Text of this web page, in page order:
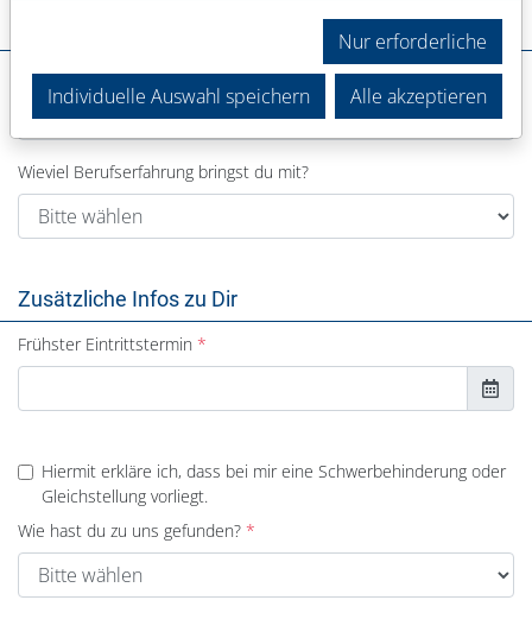
In welchem Bereich warst du bisher tätig?
Wieviel Berufserfahrung bringst du mit?
Zusätzliche Infos zu Dir
Frühster Eintrittstermin
Hiermit erkläre ich, dass bei mir eine Schwerbehinderung oder
Gleichstellung vorliegt.
Wie hast du zu uns gefunden?
Nur erforderliche
Individuelle Auswahl speichern Alle akzeptieren